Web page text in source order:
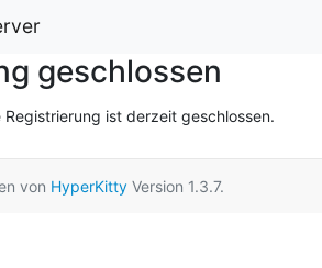
geschlossen
ist derzeit geschlossen.
von HyperKitty Version 1.3.7.